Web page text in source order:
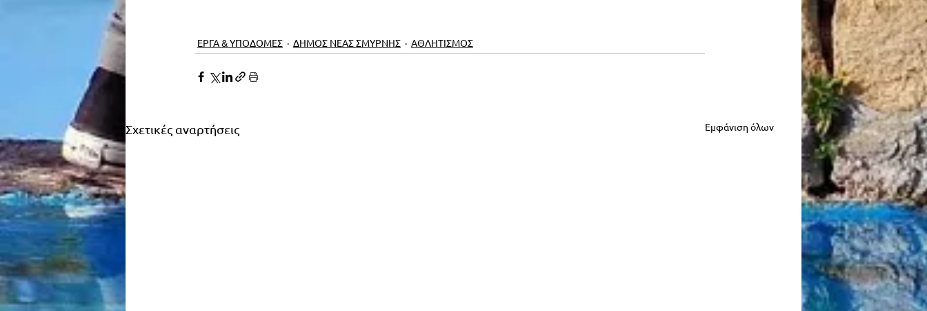
ΕΡΓΑ & ΥΠΟΔΟΜΕΣ ΔΗΜΟΣ ΝΕΑΣ ΣΜΥΡΝΗΣ ΑΘΛΗΤΙΣΜΟΣ
Σχετικές αναρτήσεις Εμφάνιση όλων